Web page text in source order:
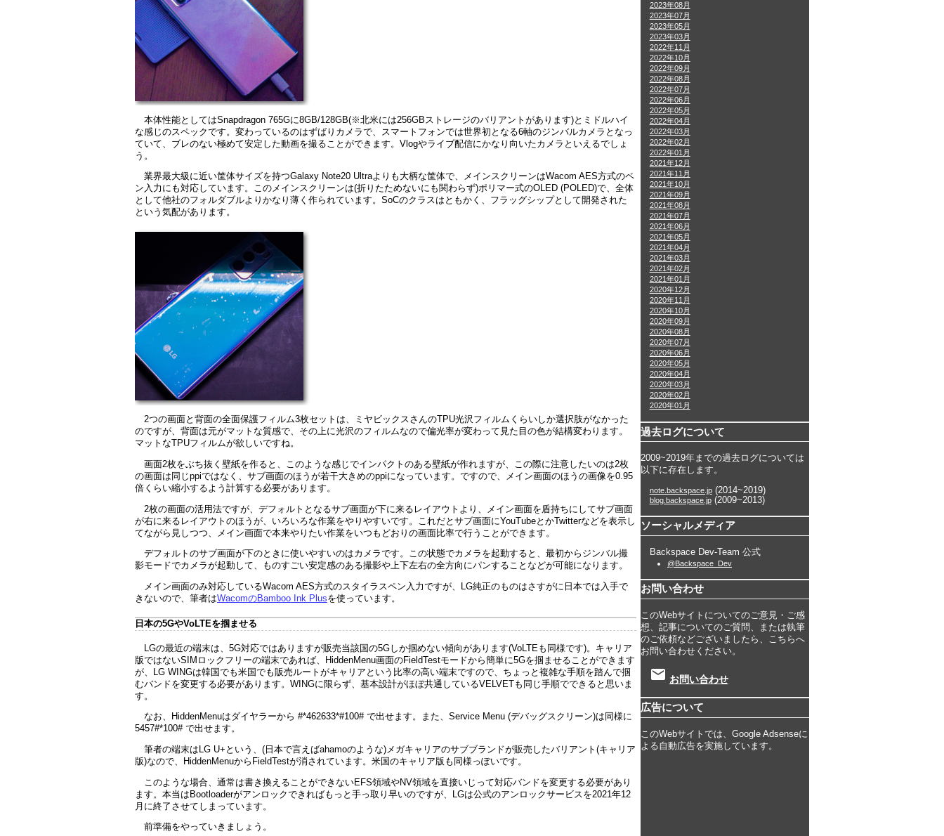
本体性能としてはSnapdragon 765Gに8GB/128GB(※北米には256GBストレージのバリアントがあります)とミドルハイ
な感じのスペックです。変わっているのはずばりカメラで、スマートフォンでは世界初となる6軸のジンバルカメラとなっ
ていて、ブレのない極めて安定した動画を撮ることができます。Vlogやライブ配信にかなり向いたカメラといえるでしょ
う。
業界最大級に近い筐体サイズを持つGalaxy Note20 Ultraよりも大柄な筐体で、メインスクリーンはWacom AES方式のペ
ン入力にも対応しています。このメインスクリーンは(折りたためないにも関わらず)ポリマー式のOLED (POLED)で、全体
として他社のフォルダブルよりかなり薄く作られています。SoCのクラスはともかく、フラッグシップとして開発された
という気配があります。
2つの画面と背面の全面保護フィルム3枚セットは、ミヤビックスさんのTPU光沢フィルムくらいしか選択肢がなかった
のですが、背面は元がマットな質感で、その上に光沢のフィルムなので偏光率が変わって見た目の色が結構変わります。
マットなTPUフィルムが欲しいですね。
画面2枚をぶち抜く壁紙を作ると、このような感じでインパクトのある壁紙が作れますが、この際に注意したいのは2枚
の画面は同じppiではなく、サブ画面のほうが若干大きめのppiになっています。ですので、メイン画面のほうの画像を0.95
倍くらい縮小するよう計算する必要があります。
2枚の画面の活用法ですが、デフォルトとなるサブ画面が下に来るレイアウトより、メイン画面を盾持ちにしてサブ画面
が右に来るレイアウトのほうが、いろいろな作業をやりやすいです。これだとサブ画面にYouTubeとかTwitterなどを表示し
てながら見しつつ、メイン画面で本来やりたい作業をいつもどおりの画面比率で行うことができます。
デフォルトのサブ画面が下のときに使いやすいのはカメラです。この状態でカメラを起動すると、最初からジンバル撮
影モードでカメラが起動して、ものすごい安定感のある撮影や上下左右の全方向にパンすることなどが可能になります。
メイン画面のみ対応しているWacom AES方式のスタイラスペン入力ですが、LG純正のものはさすがに日本では入手で
きないので、筆者はWacomのBamboo Ink Plusを使っています。
日本の5GやVoLTEを掴ませる
LGの最近の端末は、5G対応ではありますが販売当該国の5Gしか掴めない傾向があります(VoLTEも同様です)。キャリア
版ではないSIMロックフリーの端末であれば、HiddenMenu画面のFieldTestモードから簡単に5Gを掴ませることができます
が、LG WINGは韓国でも米国でも販売ルートがキャリアという比率の高い端末ですので、ちょっと複雑な手順を踏んで掴
むバンドを変更する必要があります。WINGに限らず、基本設計がほぼ共通しているVELVETも同じ手順でできると思いま
す。
なお、HiddenMenuはダイヤラーから #*462633*#100# で出せます。また、Service Menu (デバッグスクリーン)は同様に
5457#*100# で出せます。
筆者の端末はLG U+という、(日本で言えばahamoのような)メガキャリアのサブブランドが販売したバリアント(キャリア
版)なので、HiddenMenuからFieldTestが消されています。米国のキャリア版も同様っぽいです。
このような場合、通常は書き換えることができないEFS領域やNV領域を直接いじって対応バンドを変更する必要があり
ます。本当はBootloaderがアンロックできればもっと手っ取り早いのですが、LGは公式のアンロックサービスを2021年12
月に終了させてしまっています。
前準備をやっていきましょう。
2023年08月
2023年07月
2023年05月
2023年03月
2022年11月
2022年10月
2022年09月
2022年08月
2022年07月
2022年06月
2022年05月
2022年04月
2022年03月
2022年02月
2022年01月
2021年12月
2021年11月
2021年10月
2021年09月
2021年08月
2021年07月
2021年06月
2021年05月
2021年04月
2021年03月
2021年02月
2021年01月
2020年12月
2020年11月
2020年10月
2020年09月
2020年08月
2020年07月
2020年06月
2020年05月
2020年04月
2020年03月
2020年02月
2020年01月
過去ログについて
2009~2019年までの過去ログについては
以下に存在します。
note.backspace.jp(2014~2019)
blog.backspace.jp(2009~2013)
ソーシャルメディア
Backspace Dev-Team 公式
@Backspace_Dev
お問い合わせ
このWebサイトについてのご意見・ご感
想、記事についてのご質問、または執筆
のご依頼などございましたら、こちらへ
お問い合わせください。
email お問い合わせ
広告について
このWebサイトでは、Google Adsenseに
よる自動広告を実施しています。